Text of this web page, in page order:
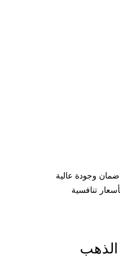
وجودة عالية
تنافسية
الذهب